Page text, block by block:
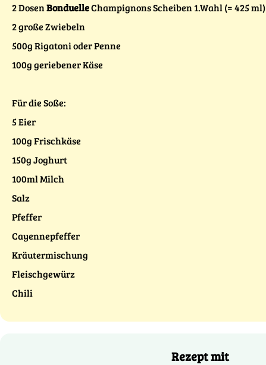
2 DosenBonduelleChampignons Scheiben 1.Wahl (= 425 ml)
2 große Zwiebeln
500g Rigatoni oder Penne
100g geriebener Käse
Für die Soße:
5 Eier
100g Frischkäse
150g Joghurt
100ml Milch
Salz
Pfeffer
Cayennepfeffer
Kräutermischung
Fleischgewürz
Chili
Rezept mit